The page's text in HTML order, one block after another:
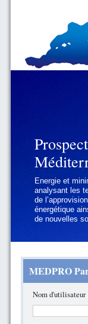
Energie et
analysant les
de
énergétique
de nouvelles
Géopolitique
défis
auxquels les
doivent faire
MEDPRO
Nom d'utilisateur